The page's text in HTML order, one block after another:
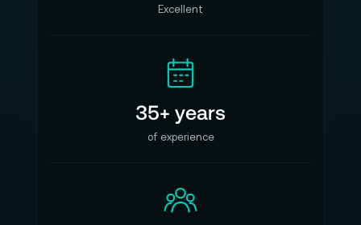
Excellent
35+ years
of experience